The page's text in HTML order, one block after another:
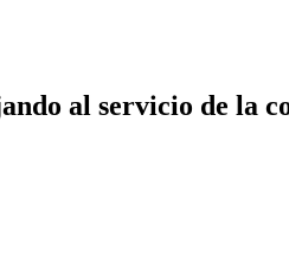
al servicio de la